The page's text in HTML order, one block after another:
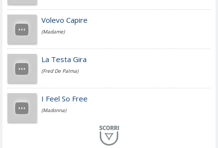
Jovanotti
Fedez
Simone Cristicchi
Volevo Capire
(Madame)
La Testa Gira
(Fred De Palma)
I Feel So Free
(Madonna)